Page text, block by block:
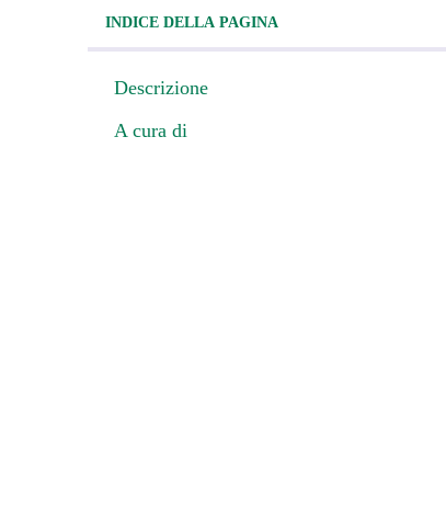
INDICE DELLA PAGINA
Descrizione
A cura di